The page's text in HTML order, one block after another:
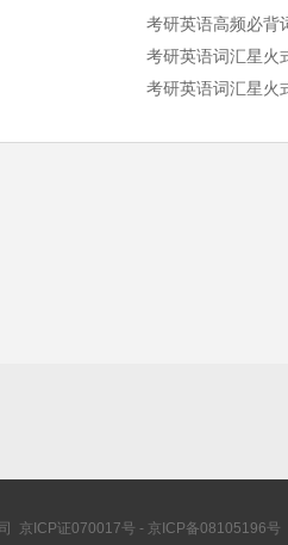
考研英语高频必背
考研英语词汇星火
考研英语词汇星火
京ICP证070017号 - 京ICP备08105196号